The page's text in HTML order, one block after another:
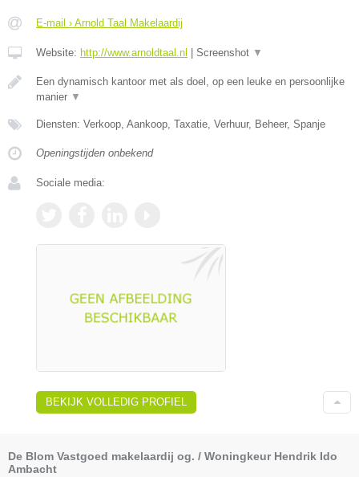
E-mail › Arnold Taal Makelaardij
Website: http://www.arnoldtaal.nl Screenshot ▼
Een dynamisch kantoor met als doel, op een leuke en persoonlijke
manier ▼
Diensten: Verkoop, Aankoop, Taxatie, Verhuur, Beheer, Spanje
Openingstijden onbekend
Sociale media:
BEKIJK VOLLEDIG PROFIEL
De Blom Vastgoed makelaardij og. / Woningkeur Hendrik Ido
Ambacht